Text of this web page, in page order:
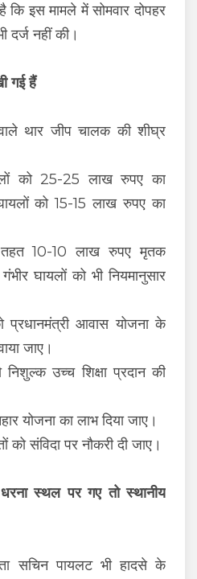
कि इस मामले में सोमवार दोपहर
नहीं की।
गई हैं
थार जीप चालक की शीघ्र
को 25-25 लाख रुपए का
को 15-15 लाख रुपए का
तहत 10-10 लाख रुपए मृतक
घायलों को भी नियमानुसार
आवास योजना के
जाए।
उच्च शिक्षा प्रदान की
योजना का लाभ दिया जाए।
संविदा पर नौकरी दी जाए।
स्थल पर गए तो स्थानीय
सचिन पायलट भी हादसे के